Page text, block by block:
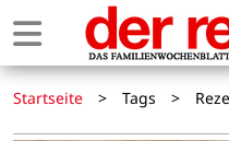
Startseite > Tags >